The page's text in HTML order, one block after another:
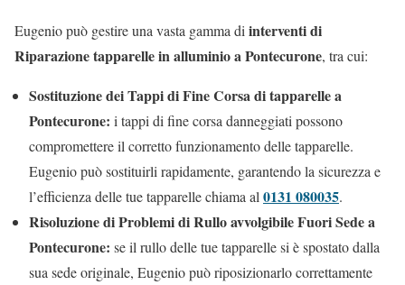
Eugenio può gestire una vasta gamma diinterventi di
Riparazione tapparelle in alluminio a Pontecurone, tra cui:
Sostituzione dei Tappi di Fine Corsa di tapparelle a
Pontecurone: i tappi di fine corsa danneggiati possono
compromettere il corretto funzionamento delle tapparelle.
Eugenio può sostituirli rapidamente, garantendo la sicurezza e
l’efficienza delle tue tapparelle chiama al0131 080035.
Risoluzione di Problemi di Rullo avvolgibile Fuori Sede a
Pontecurone: se il rullo delle tue tapparelle si è spostato dalla
sua sede originale, Eugenio può riposizionarlo correttamente